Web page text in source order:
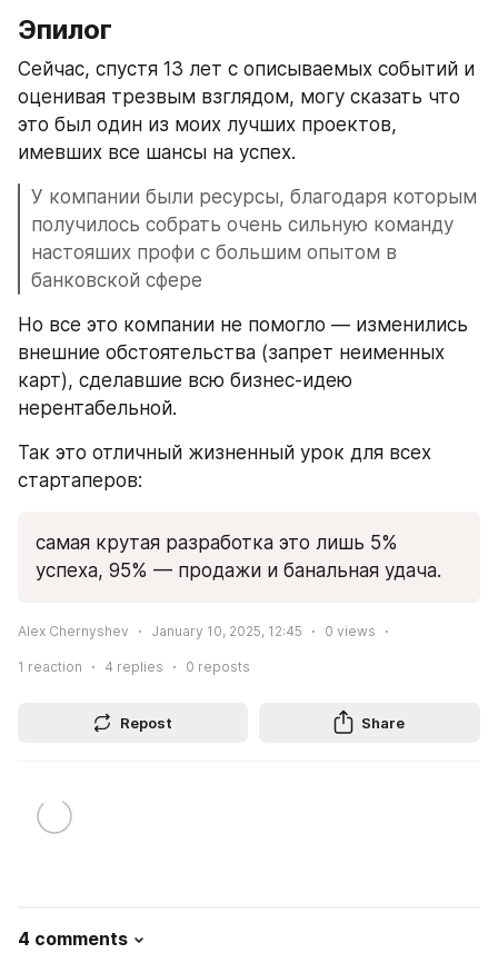
Эпилог
Сейчас, спустя 13 лет с описываемых событий и
оценивая трезвым взглядом, могу сказать что
это был один из моих лучших проектов,
имевших все шансы на успех.
У компании были ресурсы, благодаря которым
получилось собрать очень сильную команду
настояших профи с большим опытом в
банковской сфере
Но все это компании не помогло — изменились
внешние обстоятельства (запрет неименных
карт), сделавшие всю бизнес-идею
нерентабельной.
Так это отличный жизненный урок для всех
стартаперов:
самая крутая разработка это лишь 5%
успеха, 95% — продажи и банальная удача.
Alex Chernyshev January 10, 2025, 12:45 0 views
1 reaction 4 replies 0 reposts
Repost Share
4 comments